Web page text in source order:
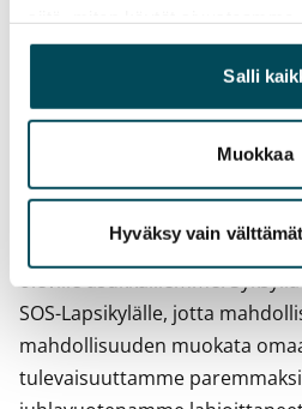
yhdistää näitä tietoja muihin
heille tai joita on kerätty, kun
palvelujaan.
Salli
Muokkaa
Hyväksy vain
Hyväntekeväisyydellä
juhla
Tämän vuoden
päästää irti perinteisestä
Keväällä jaoimme
oleville asukkaillemme.
SOS-Lapsikylälle, jotta
mahdollisuuden muokata
tulevaisuuttamme